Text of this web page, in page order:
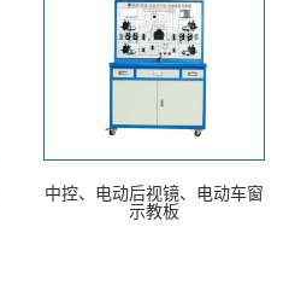
中控、电动后视镜、电动车窗
示教板